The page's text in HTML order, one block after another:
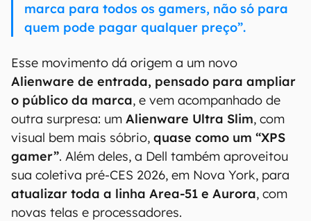
marca para todos os gamers, não só para
quem pode pagar qualquer preço”.
Esse movimento dá origem a um novo
Alienware de entrada, pensado para ampliar
o público da marca, e vem acompanhado de
outra surpresa: um Alienware Ultra Slim, com
visual bem mais sóbrio, quase como um “XPS
gamer”. Além deles, a Dell também aproveitou
sua coletiva pré-CES 2026, em Nova York, para
atualizar toda a linha Area-51 e Aurora, com
novas telas e processadores.